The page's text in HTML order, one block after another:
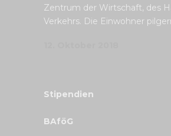
Zentrum der Wirtschaft, des
Verkehrs. Die Einwohner
Stipendien
BAföG